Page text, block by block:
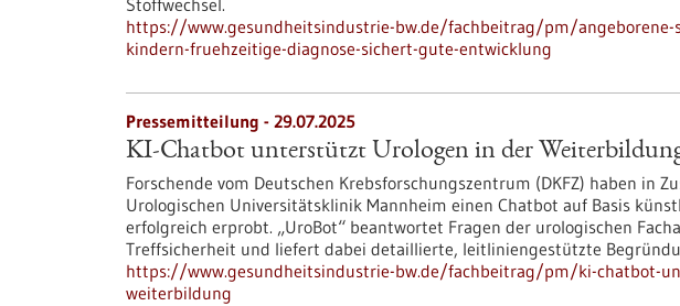
Stoffwechsel.
https://www.gesundheitsindustrie-bw.de/fachbeitrag/pm/
kindern-fruehzeitige-diagnose-sichert-gute-entwicklung
Pressemitteilung - 29.07.2025
KI-Chatbot unterstützt Urologen in der
Forschende vom Deutschen Krebsforschungszentrum (DKFZ) haben in
Urologischen Universitätsklinik Mannheim einen Chatbot auf Basis
erfolgreich erprobt. „UroBot“ beantwortet Fragen der urologischen
Treffsicherheit und liefert dabei detaillierte, leitliniengestützte
https://www.gesundheitsindustrie-bw.de/fachbeitrag/pm/ki-chatbot-
weiterbildung